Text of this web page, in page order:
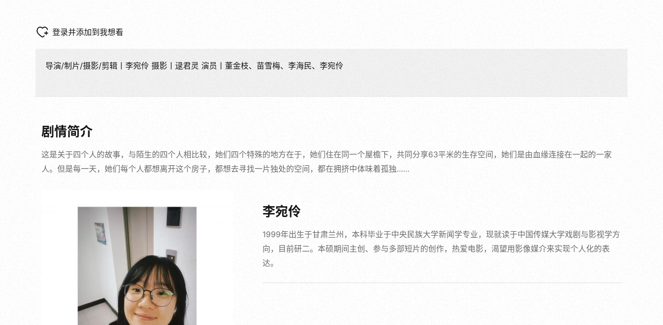
登录并添加到我想看
导演/制片/摄影/剪辑丨李宛伶 摄影丨逯君灵 演员丨董金枝、苗雪梅、李海民、李宛伶
剧情简介
这是关于四个人的故事，与陌生的四个人相比较，她们四个特殊的地方在于，她们住在同一个屋檐下，共同分享63平米的生存空间，她们是由血缘连接在一起的一家
人。但是每一天，她们每个人都想离开这个房子，都想去寻找一片独处的空间，都在拥挤中体味着孤独……
李宛伶
1999年出生于甘肃兰州，本科毕业于中央民族大学新闻学专业，现就读于中国传媒大学戏剧与影视学方
向，目前研二。本硕期间主创、参与多部短片的创作，热爱电影，渴望用影像媒介来实现个人化的表
达。